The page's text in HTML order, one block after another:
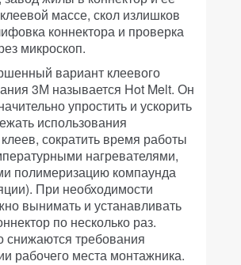
массе, скол излишков
коннектора и проверка
микроскоп.
вариант клеевого
3М называется Hot Melt. Он
упростить и ускорить
использования
сократить время работы
нагревателями,
полимеризацию компаунда
При необходимости
вынимать и устанавливать
по несколько раз.
снижаются требования
рабочего места монтажника.